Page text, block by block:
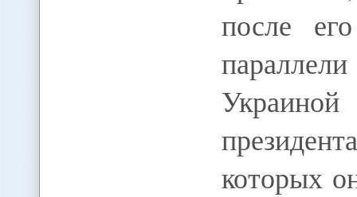
после
которых